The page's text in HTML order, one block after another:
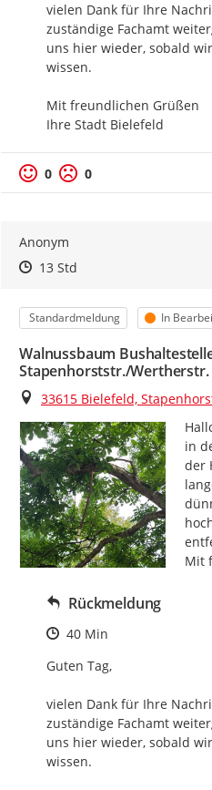
vielen Dank für Ihre
zuständige Fachamt
uns hier wieder, sobald
wissen.
Mit freundlichen Grüßen
Ihre Stadt Bielefeld
0 0
Anonym
Zeitpunkt des Erstellens
Zeitpunkt des Erstellens
13 StdZur Äußerung
Kategorie
Standardmeldung Status
In
Walnussbaum
Stapenhorststr./Wertherstr.
Ort
33615 Bielefeld,
in
der
Mit
Rückmeldung
Zeitpunkt des Erstellens
40 Min
Guten Tag,
vielen Dank für Ihre
zuständige Fachamt
uns hier wieder, sobald
wissen.